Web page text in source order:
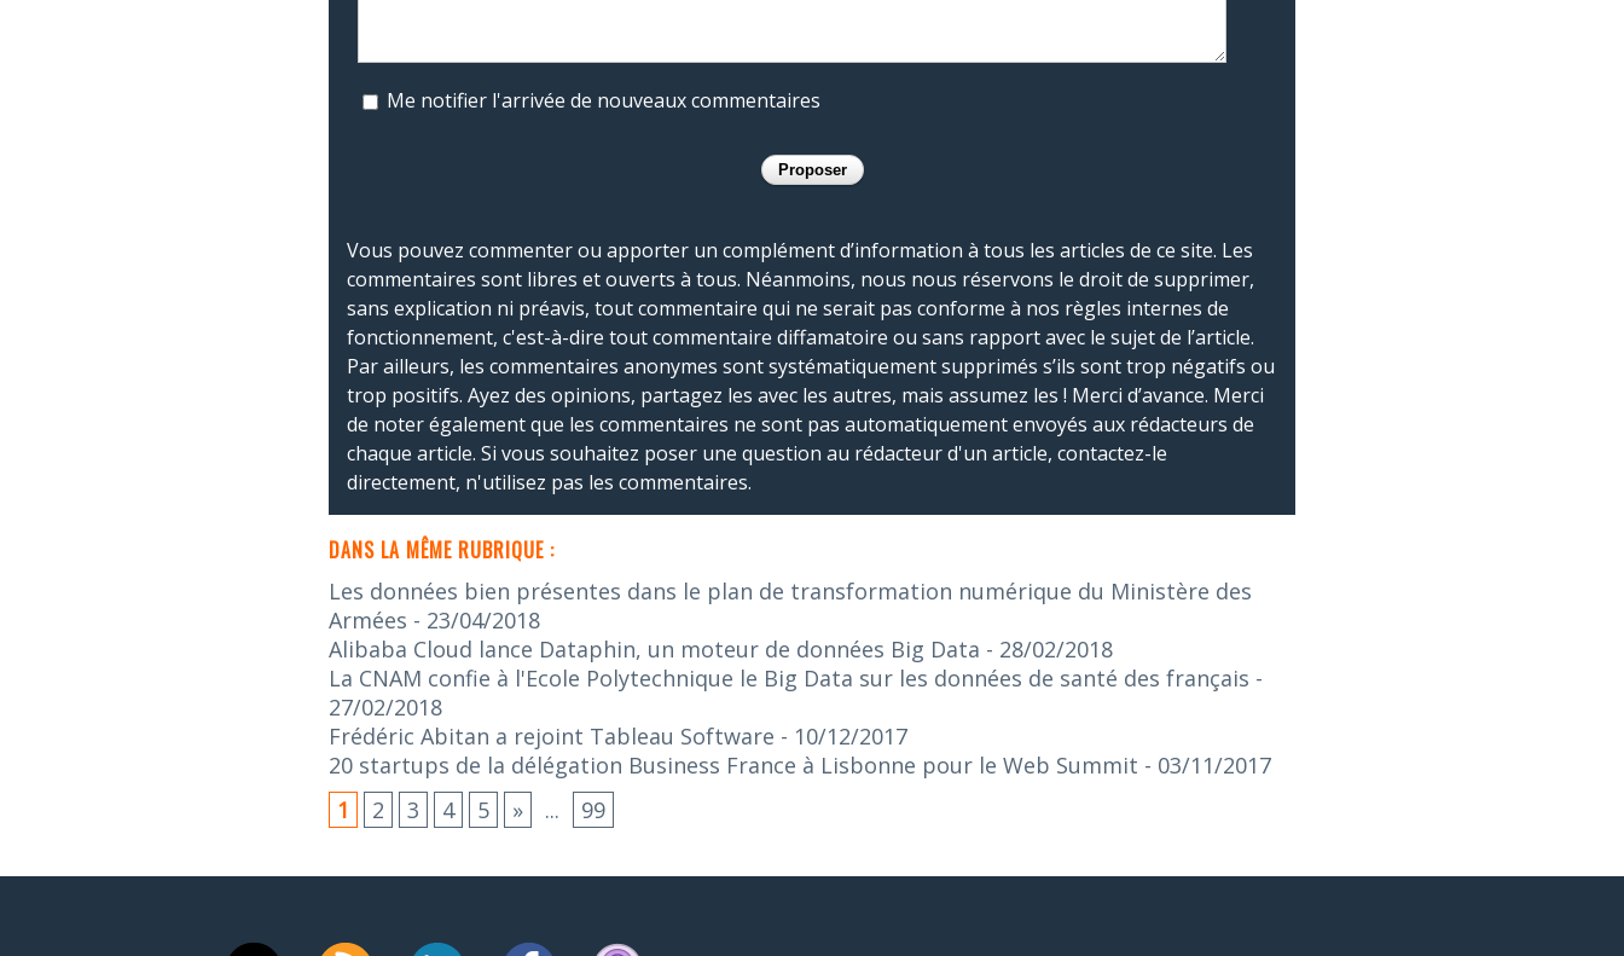
Me notifier l'arrivée de nouveaux commentaires
Vous pouvez commenter ou apporter un complément d’information à tous les articles de ce site. Les
commentaires sont libres et ouverts à tous. Néanmoins, nous nous réservons le droit de supprimer,
sans explication ni préavis, tout commentaire qui ne serait pas conforme à nos règles internes de
fonctionnement, c'est-à-dire tout commentaire diffamatoire ou sans rapport avec le sujet de l’article.
Par ailleurs, les commentaires anonymes sont systématiquement supprimés s’ils sont trop négatifs ou
trop positifs. Ayez des opinions, partagez les avec les autres, mais assumez les ! Merci d’avance. Merci
de noter également que les commentaires ne sont pas automatiquement envoyés aux rédacteurs de
chaque article. Si vous souhaitez poser une question au rédacteur d'un article, contactez-le
directement, n'utilisez pas les commentaires.
DANS LA MÊME RUBRIQUE :
Les données bien présentes dans le plan de transformation numérique du Ministère des
Armées - 23/04/2018
Alibaba Cloud lance Dataphin, un moteur de données Big Data - 28/02/2018
La CNAM confie à l'Ecole Polytechnique le Big Data sur les données de santé des français -
27/02/2018
Frédéric Abitan a rejoint Tableau Software - 10/12/2017
20 startups de la délégation Business France à Lisbonne pour le Web Summit - 03/11/2017
1
2 3 4 5 » ... 99